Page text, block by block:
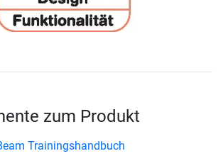
zum Produkt
Trainingshandbuch